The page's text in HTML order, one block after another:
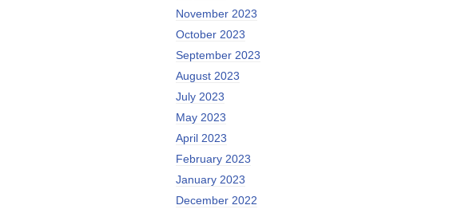
November 2023
October 2023
September 2023
August 2023
July 2023
May 2023
April 2023
February 2023
January 2023
December 2022